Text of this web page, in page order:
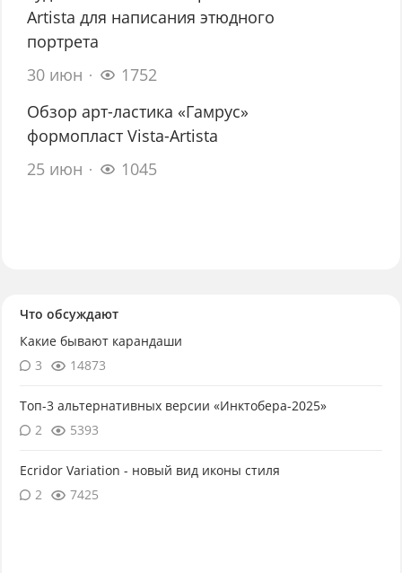
Artista для написания этюдного
портрета
30 июн
1752
Обзор арт-ластика «Гамрус»
формопласт Vista-Artista
25 июн
1045
Что обсуждают
Какие бывают карандаши
3
14873
Топ-3 альтернативных версии «Инктобера-2025»
2
5393
Ecridor Variation - новый вид иконы стиля
2
7425